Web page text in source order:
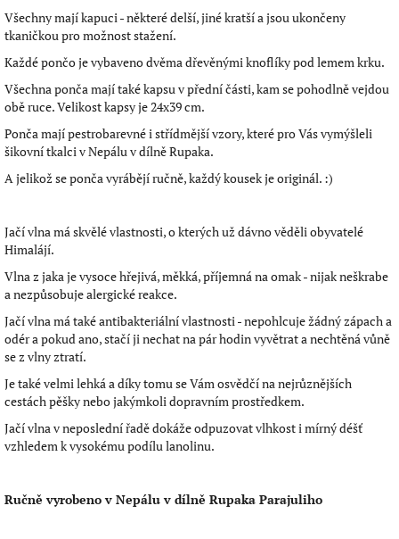
Všechny mají kapuci - některé delší, jiné kratší a jsou ukončeny
tkaničkou pro možnost stažení.
Každé pončo je vybaveno dvěma dřevěnými knoflíky pod lemem krku.
Všechna ponča mají také kapsu v přední části, kam se pohodlně vejdou
obě ruce. Velikost kapsy je 24x39 cm.
Ponča mají pestrobarevné i střídmější vzory, které pro Vás vymýšleli
šikovní tkalci v Nepálu v dílně Rupaka.
A jelikož se ponča vyrábějí ručně, každý kousek je originál. :)
Jačí vlna má skvělé vlastnosti, o kterých už dávno věděli obyvatelé
Himalájí.
Vlna z jaka je vysoce hřejivá, měkká, příjemná na omak - nijak neškrabe
a nezpůsobuje alergické reakce.
Jačí vlna má také antibakteriální vlastnosti - nepohlcuje žádný zápach a
odér a pokud ano, stačí ji nechat na pár hodin vyvětrat a nechtěná vůně
se z vlny ztratí.
Je také velmi lehká a díky tomu se Vám osvědčí na nejrůznějších
cestách pěšky nebo jakýmkoli dopravním prostředkem.
Jačí vlna v neposlední řadě dokáže odpuzovat vlhkost i mírný déšť
vzhledem k vysokému podílu lanolinu.
Ručně vyrobeno v Nepálu v dílně Rupaka Parajuliho